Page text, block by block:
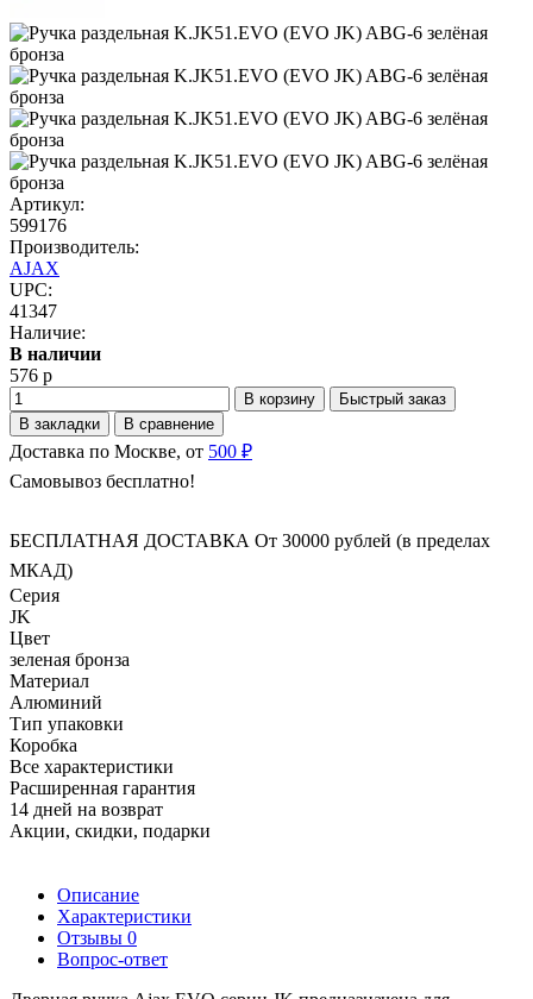
Артикул:
599176
Производитель:
AJAX
UPC:
41347
Наличие:
В наличии
576 р
В корзину
Быстрый заказ
В закладки
В сравнение
Доставка по Москве, от 500 ₽
Самовывоз бесплатно!
БЕСПЛАТНАЯ ДОСТАВКА От 30000 рублей (в пределах
МКАД)
Серия
JK
Цвет
зеленая бронза
Материал
Алюминий
Тип упаковки
Коробка
Все характеристики
Расширенная гарантия
14 дней на возврат
Акции, скидки, подарки
Описание
Характеристики
Отзывы 0
Вопрос-ответ